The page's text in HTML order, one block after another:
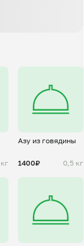
Азу из говядины
1400₽ 0,5 кг